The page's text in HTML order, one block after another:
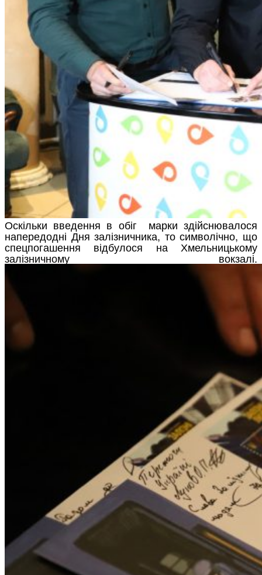
Оскільки введення в обіг марки здійснювалося
напередодні Дня залізничника, то символічно, що
спецпогашення відбулося на Хмельницькому
залізничному вокзалі.